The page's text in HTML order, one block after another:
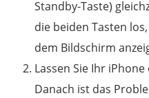
Standby-Taste)
die beiden Tasten
dem Bildschirm
Lassen Sie Ihr
Danach ist das